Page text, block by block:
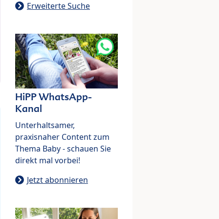
Erweiterte Suche
HiPP WhatsApp-
Kanal
Unterhaltsamer,
praxisnaher Content zum
Thema Baby - schauen Sie
direkt mal vorbei!
Jetzt abonnieren